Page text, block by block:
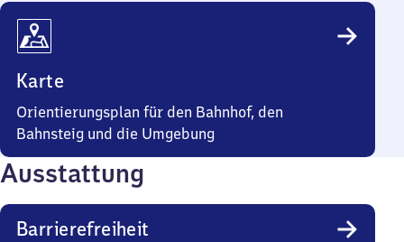
Karte
Orientierungsplan für den Bahnhof, den
Bahnsteig und die Umgebung
Ausstattung
Barrierefreiheit